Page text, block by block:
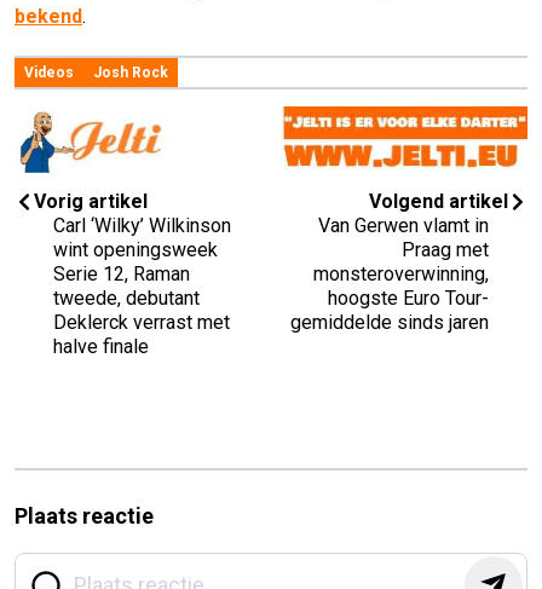
bekend.
Videos Josh Rock
Vorig artikel
Carl ‘Wilky’ Wilkinson
wint openingsweek
Serie 12, Raman
tweede, debutant
Deklerck verrast met
halve finale
Volgend artikel
Van Gerwen vlamt in
Praag met
monsteroverwinning,
hoogste Euro Tour-
gemiddelde sinds jaren
Plaats reactie